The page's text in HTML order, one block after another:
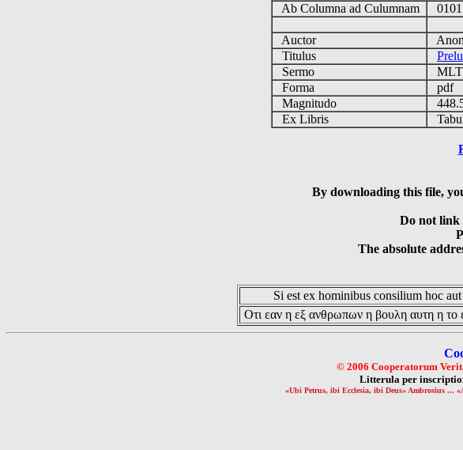
Ab Columna ad Culumnam
Auctor
Titulus
Sermo
MLT
Forma
pdf
Magnitudo
Ex Libris
By downloading this file,
Do not link
The absolute
Si est ex hominibus consilium hoc
Οτι εαν η εξ ανθρωπων η βουλη αυτη η το
© 2006 Cooperatorum
Litterula per
«Ubi Petrus, ibi Ecclesia, ibi Deus» Ambrosius ...